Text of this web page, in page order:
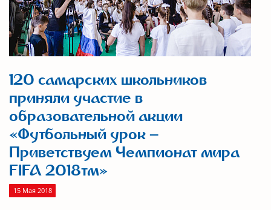
120 самарских школьников
приняли участие в
образовательной акции
«Футбольный урок –
Приветствуем Чемпионат мира
FIFA 2018тм»
15 Мая 2018